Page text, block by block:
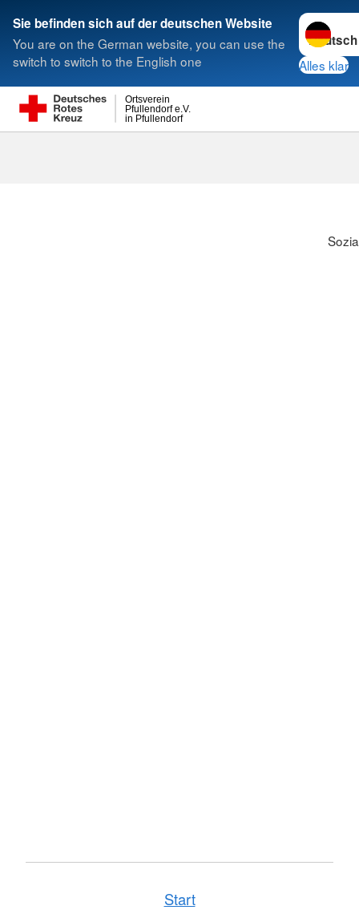
Sie befinden sich auf der deutschen Website
You are on the German website, you can use the
switch to switch to the English one
Sprache
Alles klar
in Pfullendorf
Pfullendorf e.V.
Ortsverein
Suche
Start